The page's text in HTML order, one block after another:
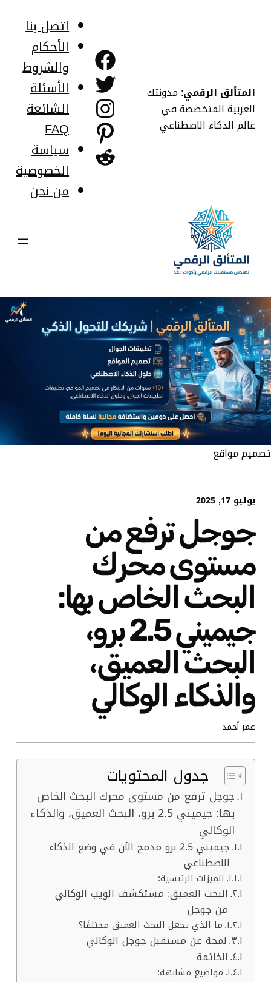
المتألق الرقمي: مدونتك
العربية المتخصصة في
عالم الذكاء الاصطناعي
فيسبوك
تويتر
إنستجرام
بينتريست
ريديت
اتصل بنا
الأحكام
والشروط
الأسئلة
الشائعة
FAQ
سياسة
الخصوصية
من نحن
تصميم مواقع
يوليو 17, 2025
جوجل ترفع من
مستوى محرك
البحث الخاص بها:
جيميني 2.5 برو،
البحث العميق،
والذكاء الوكالي
عمر أحمد
جدول المحتويات
جوجل ترفع من مستوى محرك البحث الخاص
بها: جيميني 2.5 برو، البحث العميق، والذكاء
الوكالي
جيميني 2.5 برو مدمج الآن في وضع الذكاء
الاصطناعي
الميزات الرئيسية:
البحث العميق: مستكشف الويب الوكالي
من جوجل
ما الذي يجعل البحث العميق مختلفًا؟
لمحة عن مستقبل جوجل الوكالي
الخاتمة
مواضيع مشابهة: